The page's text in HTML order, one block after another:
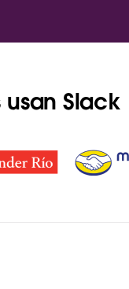
usan Slack